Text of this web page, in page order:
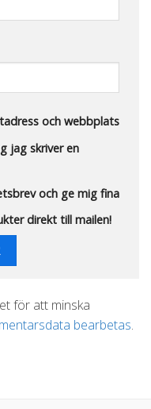
och webbplats
jag skriver en
och ge mig fina
direkt till mailen!
för att minska
bearbetas.